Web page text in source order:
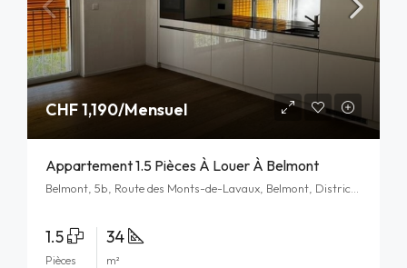
CHF 1,190/Mensuel
Appartement 1.5 Pièces À Louer À Belmont
1.5
Pièces
34
m²